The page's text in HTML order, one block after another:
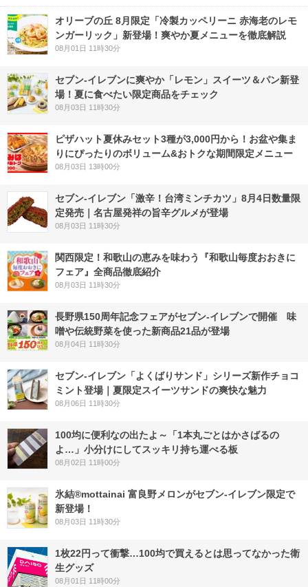
オリーブの丘 8月限定「冷製カッペリーニ 赤海老のレモ
ンガーリック」新登場！爽やか夏メニューを徹底解説
08月01日 11時30分
セブン‐イレブンに爽やか「レモン」スイーツ＆パン新登
場！夏に食べたい限定商品をチェック
08月03日 11時30分
ピザハット夏休みセット3種が3,000円から！お盆や集ま
りにぴったりのボリューム&おトクな期間限定メニュー
08月03日 13時00分
セブン-イレブン「激辛！台湾ミンチカツ」8月4日数量限
定発売｜名古屋発祥の旨辛グルメが登場
08月03日 11時30分
関西限定！和歌山の恵みを味わう『和歌山毎度おおきに
フェア』全商品徹底紹介
08月03日 11時30分
長野県150周年記念フェアがセブン-イレブンで開催 味
噌や伝統野菜を使った新商品21品が登場
08月04日 11時30分
セブン‐イレブン「よくばりサンド」シリーズ新作チョコ
ミント登場｜夏限定スイーツサンドの爽快な魅力
08月06日 11時30分
100均に便利なの出たよ～「1本丸ごとはかさばるの
よ…」小分けにしてスッキリ持ち運べる板
08月02日 11時00分
氷結®mottainai 富良野メロンがセブン‐イレブン限定で
新登場！
08月03日 11時30分
1枚22円って衝撃…100均で買えるとは思ってなかった衛
生グッズ
08月01日 11時00分